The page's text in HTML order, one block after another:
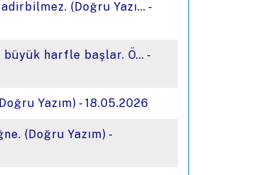
(Doğru Yazı… -
harfle başlar. Ö… -
Yazım) - 18.05.2026
(Doğru Yazım) -